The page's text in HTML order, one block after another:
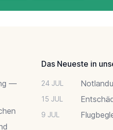
—
Das Neueste in
24 JUL
15 JUL
9 JUL